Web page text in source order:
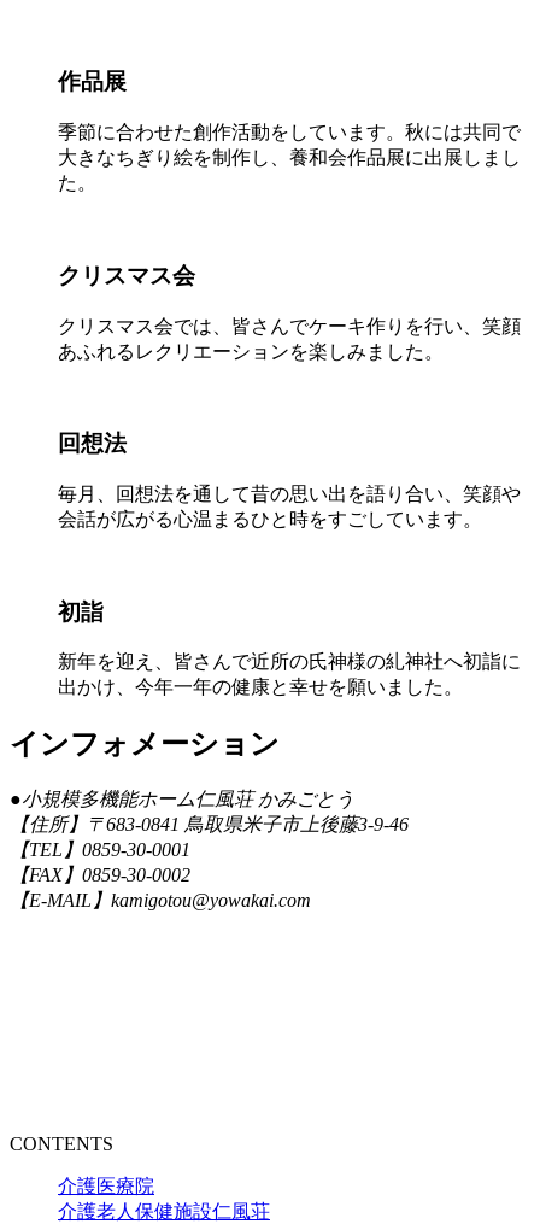
作品展
季節に合わせた創作活動をしています。秋には共同で
大きなちぎり絵を制作し、養和会作品展に出展しまし
た。
クリスマス会
クリスマス会では、皆さんでケーキ作りを行い、笑顔
あふれるレクリエーションを楽しみました。
回想法
毎月、回想法を通して昔の思い出を語り合い、笑顔や
会話が広がる心温まるひと時をすごしています。
初詣
新年を迎え、皆さんで近所の氏神様の糺神社へ初詣に
出かけ、今年一年の健康と幸せを願いました。
インフォメーション
●小規模多機能ホーム仁風荘 かみごとう
【住所】〒683-0841 鳥取県米子市上後藤3-9-46
【TEL】0859-30-0001
【FAX】0859-30-0002
【E-MAIL】kamigotou@yowakai.com
CONTENTS
介護医療院
介護老人保健施設仁風荘